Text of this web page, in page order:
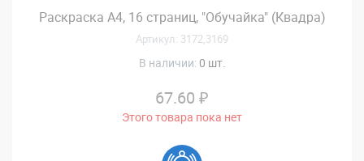
Раскраска А4, 16 страниц, "Обучайка" (Квадра)
Артикул: 3172,3169
В наличии: 0 шт.
67.60 ₽
Этого товара пока нет